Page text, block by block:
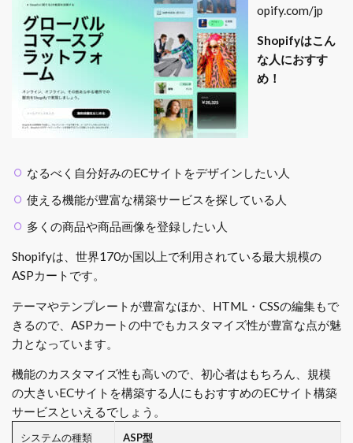
opify.com/jp
Shopifyはこん
な人におすす
め！
なるべく自分好みのECサイトをデザインしたい人
使える機能が豊富な構築サービスを探している人
多くの商品や商品画像を登録したい人
Shopifyは、世界170か国以上で利用されている最大規模の
ASPカートです。
テーマやテンプレートが豊富なほか、HTML・CSSの編集もで
きるので、ASPカートの中でもカスタマイズ性が豊富な点が魅
力となっています。
機能のカスタマイズ性も高いので、初心者はもちろん、規模
の大きいECサイトを構築する人にもおすすめのECサイト構築
サービスといえるでしょう。
システムの種類 ASP型